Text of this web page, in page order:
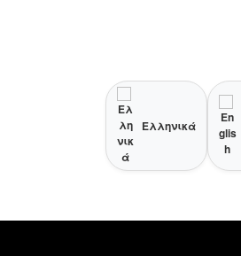
Ελληνικά